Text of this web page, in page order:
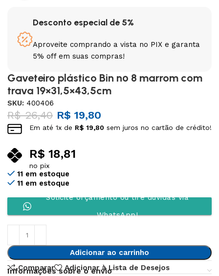
Desconto especial de 5%
Aproveite comprando a vista no PIX e garanta
5% off em suas compras!
Gaveteiro plástico Bin nº 8 marrom com
trava 19×31,5×43,5cm
SKU: 400406
R$26,40 R$ 19,80
Em até1x de R$ 19,80 sem juros no cartão de crédito!
R$ 18,81
no pix
11 em estoque
11 em estoque
Solicite orçamento ou tire dúvidas via
WhatsApp!
Adicionar ao carrinho
Comparar
Adicionar à Lista de Desejos
Informações sobre o envio